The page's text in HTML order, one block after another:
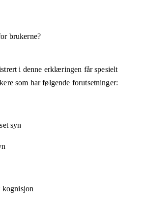
brukerne?
i denne erklæringen får spesielt
som har følgende forutsetninger:
syn
kognisjon